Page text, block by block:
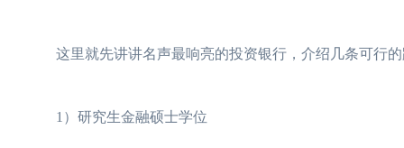
这里就先讲讲名声最响亮的投资银行，介绍几条可行的
1）研究生金融硕士学位